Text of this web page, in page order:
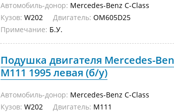
Автомобиль-донор: Mercedes-Benz C-Class
Кузов: W202 Двигатель: OM605D25
Примечание: Б.У.
Подушка двигателя Mercedes-
M111 1995 левая (б/у)
Автомобиль-донор: Mercedes-Benz C-Class
Кузов: W202 Двигатель: M111